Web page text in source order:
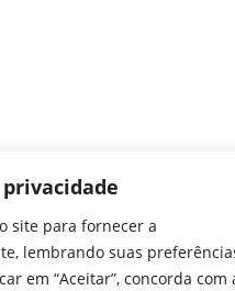
site para fornecer a
lembrando suas
em “Aceitar”, concorda com